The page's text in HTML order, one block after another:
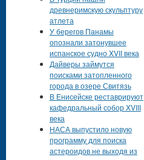
древнеримскую скульптуру
атлета
У берегов Панамы
опознали затонувшее
испанское судно XVII века
Дайверы займутся
поисками затопленного
города в озере Свитязь
В Енисейске реставрируют
кафедральный собор XVIII
века
НАСА выпустило новую
программу для поиска
астероидов не выходя из